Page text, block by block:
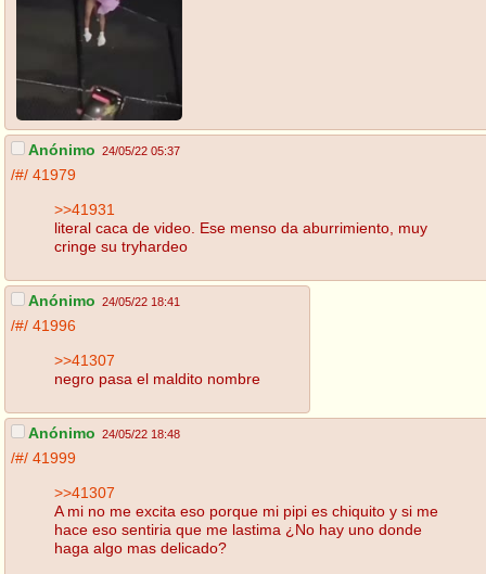
Anónimo 24/05/22 05:37
/#/ 41979
>>41931
literal caca de video. Ese menso da aburrimiento, muy
cringe su tryhardeo
Anónimo 24/05/22 18:41
/#/ 41996
>>41307
negro pasa el maldito nombre
Anónimo 24/05/22 18:48
/#/ 41999
>>41307
A mi no me excita eso porque mi pipi es chiquito y si me
hace eso sentiria que me lastima ¿No hay uno donde
haga algo mas delicado?